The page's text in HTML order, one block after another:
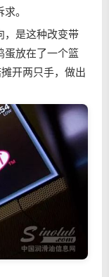
。
是这种改变带
蛋放在了一个篮
开两只手，做出